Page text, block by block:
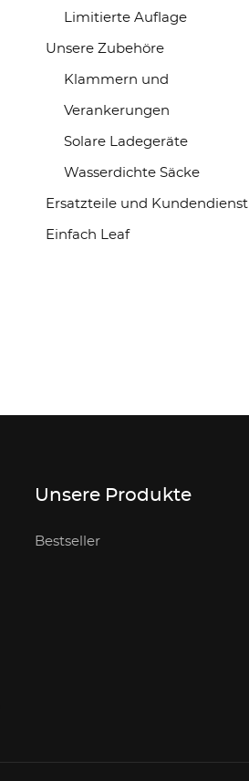
Limitierte Auflage
Unsere Zubehöre
Klammern und
Verankerungen
Solare Ladegeräte
Wasserdichte Säcke
Ersatzteile und Kundendienst
Einfach Leaf
Unsere Produkte
Bestseller